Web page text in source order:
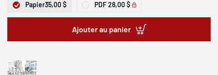
Papier35,00 $ PDF28,00 $
Ajouter au panier